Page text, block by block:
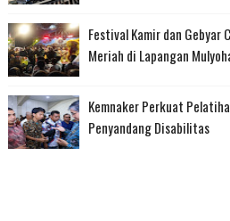
Festival Kamir dan Gebyar
Meriah di Lapangan
Kemnaker Perkuat
Penyandang Disabilitas